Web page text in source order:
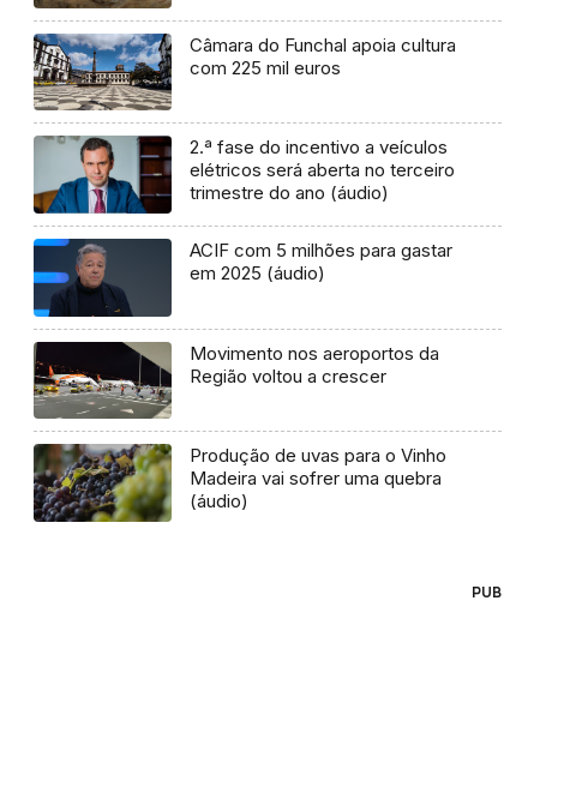
Câmara do Funchal apoia cultura
com 225 mil euros
2.ª fase do incentivo a veículos
elétricos será aberta no terceiro
trimestre do ano (áudio)
ACIF com 5 milhões para gastar
em 2025 (áudio)
Movimento nos aeroportos da
Região voltou a crescer
Produção de uvas para o Vinho
Madeira vai sofrer uma quebra
(áudio)
PUB